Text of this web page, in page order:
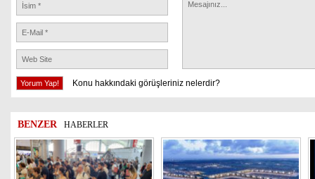
Konu hakkındaki görüşleriniz nelerdir?
BENZER HABERLER